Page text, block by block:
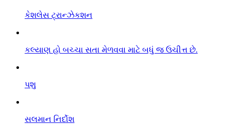
કેશલેસ ટ્રાન્ઝેકશન
કલ્યાણ હો બચ્ચા સતા મેળવવા માટે બધું જ ઉચીત્ત છે.
પશુ
સલમાન નિર્દોશ